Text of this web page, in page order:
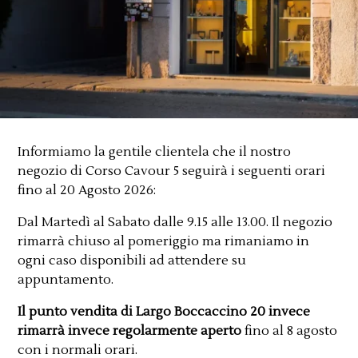
Informiamo la gentile clientela che il nostro
negozio di Corso Cavour 5 seguirà i seguenti orari
fino al 20 Agosto 2026:
Dal Martedì al Sabato dalle 9.15 alle 13.00. Il negozio
rimarrà chiuso al pomeriggio ma rimaniamo in
ogni caso disponibili ad attendere su
appuntamento.
Il punto vendita di Largo Boccaccino 20 invece
rimarrà invece regolarmente aperto fino al 8 agosto
con i normali orari.